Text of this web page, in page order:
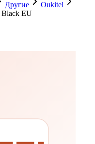
Другие
Oukitel
EU